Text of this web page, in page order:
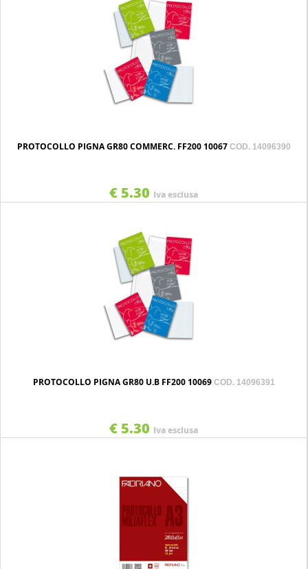
PROTOCOLLO PIGNA GR80 COMMERC. FF200 10067 COD. 14096390
€ 5.30 Iva esclusa
PROTOCOLLO PIGNA GR80 U.B FF200 10069 COD. 14096391
€ 5.30 Iva esclusa